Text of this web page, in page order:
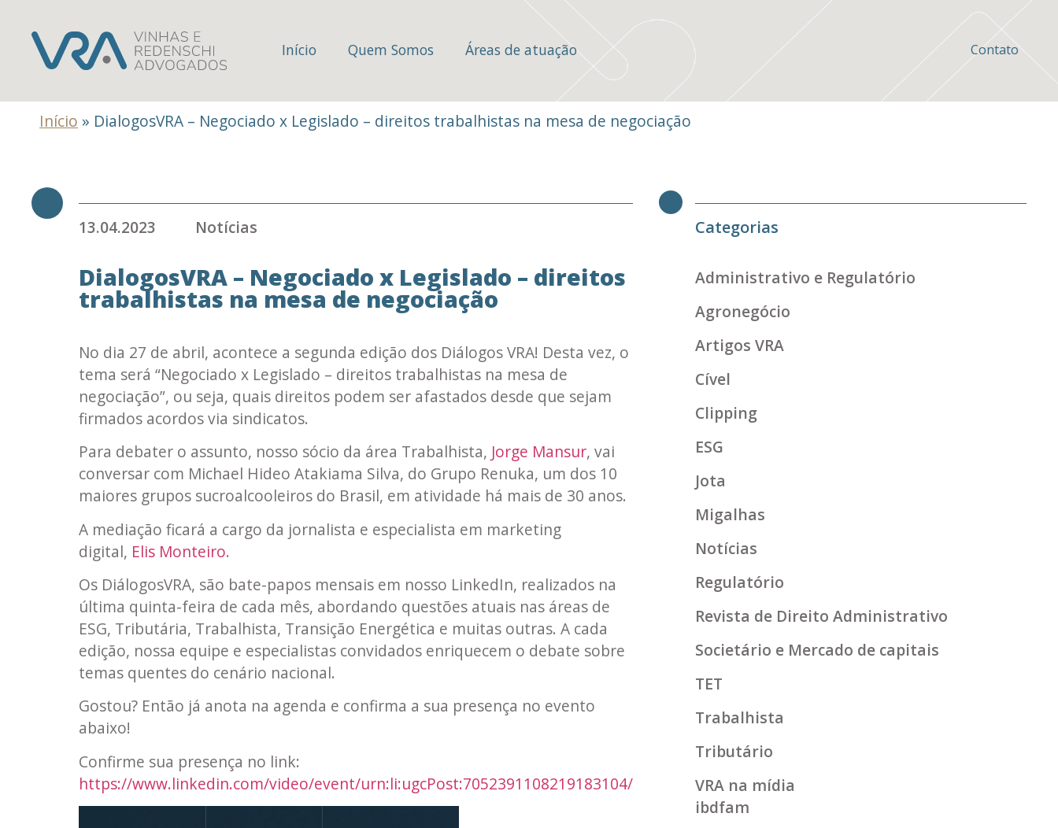
Início Quem Somos Áreas de atuação Contato
Início » DialogosVRA – Negociado x Legislado – direitos trabalhistas na mesa de negociação
13.04.2023 Notícias
DialogosVRA – Negociado x Legislado – direitos
trabalhistas na mesa de negociação
No dia 27 de abril, acontece a segunda edição dos Diálogos VRA! Desta vez, o
tema será “Negociado x Legislado – direitos trabalhistas na mesa de
negociação”, ou seja, quais direitos podem ser afastados desde que sejam
firmados acordos via sindicatos.
Para debater o assunto, nosso sócio da área Trabalhista, Jorge Mansur, vai
conversar com Michael Hideo Atakiama Silva, do Grupo Renuka, um dos 10
maiores grupos sucroalcooleiros do Brasil, em atividade há mais de 30 anos.
A mediação ficará a cargo da jornalista e especialista em marketing
digital, Elis Monteiro.
Os DiálogosVRA, são bate-papos mensais em nosso LinkedIn, realizados na
última quinta-feira de cada mês, abordando questões atuais nas áreas de
ESG, Tributária, Trabalhista, Transição Energética e muitas outras. A cada
edição, nossa equipe e especialistas convidados enriquecem o debate sobre
temas quentes do cenário nacional.
Gostou? Então já anota na agenda e confirma a sua presença no evento
abaixo!
Confirme sua presença no link:
https://www.linkedin.com/video/event/urn:li:ugcPost:7052391108219183104/
Categorias
Administrativo e Regulatório
Agronegócio
Artigos VRA
Cível
Clipping
ESG
Jota
Migalhas
Notícias
Regulatório
Revista de Direito Administrativo
Societário e Mercado de capitais
TET
Trabalhista
Tributário
VRA na mídia
ibdfam